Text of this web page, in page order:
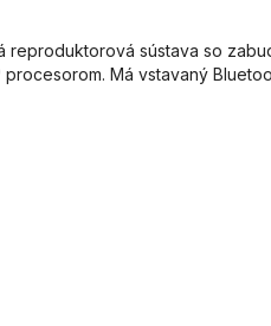
reproduktorová sústava so
procesorom. Má vstavaný